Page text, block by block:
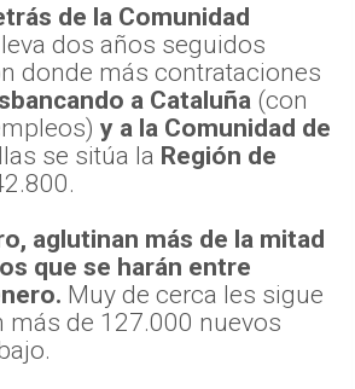
de la Comunidad
dos años seguidos
donde más contrataciones
a Cataluña (con
y a la Comunidad de
se sitúa la Región de
aglutinan más de la mitad
que se harán entre
Muy de cerca les sigue
más de 127.000 nuevos